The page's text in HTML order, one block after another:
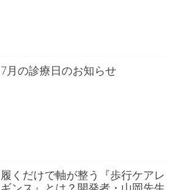
7月の診療日のお知らせ
履くだけで軸が整う『歩行ケアレ